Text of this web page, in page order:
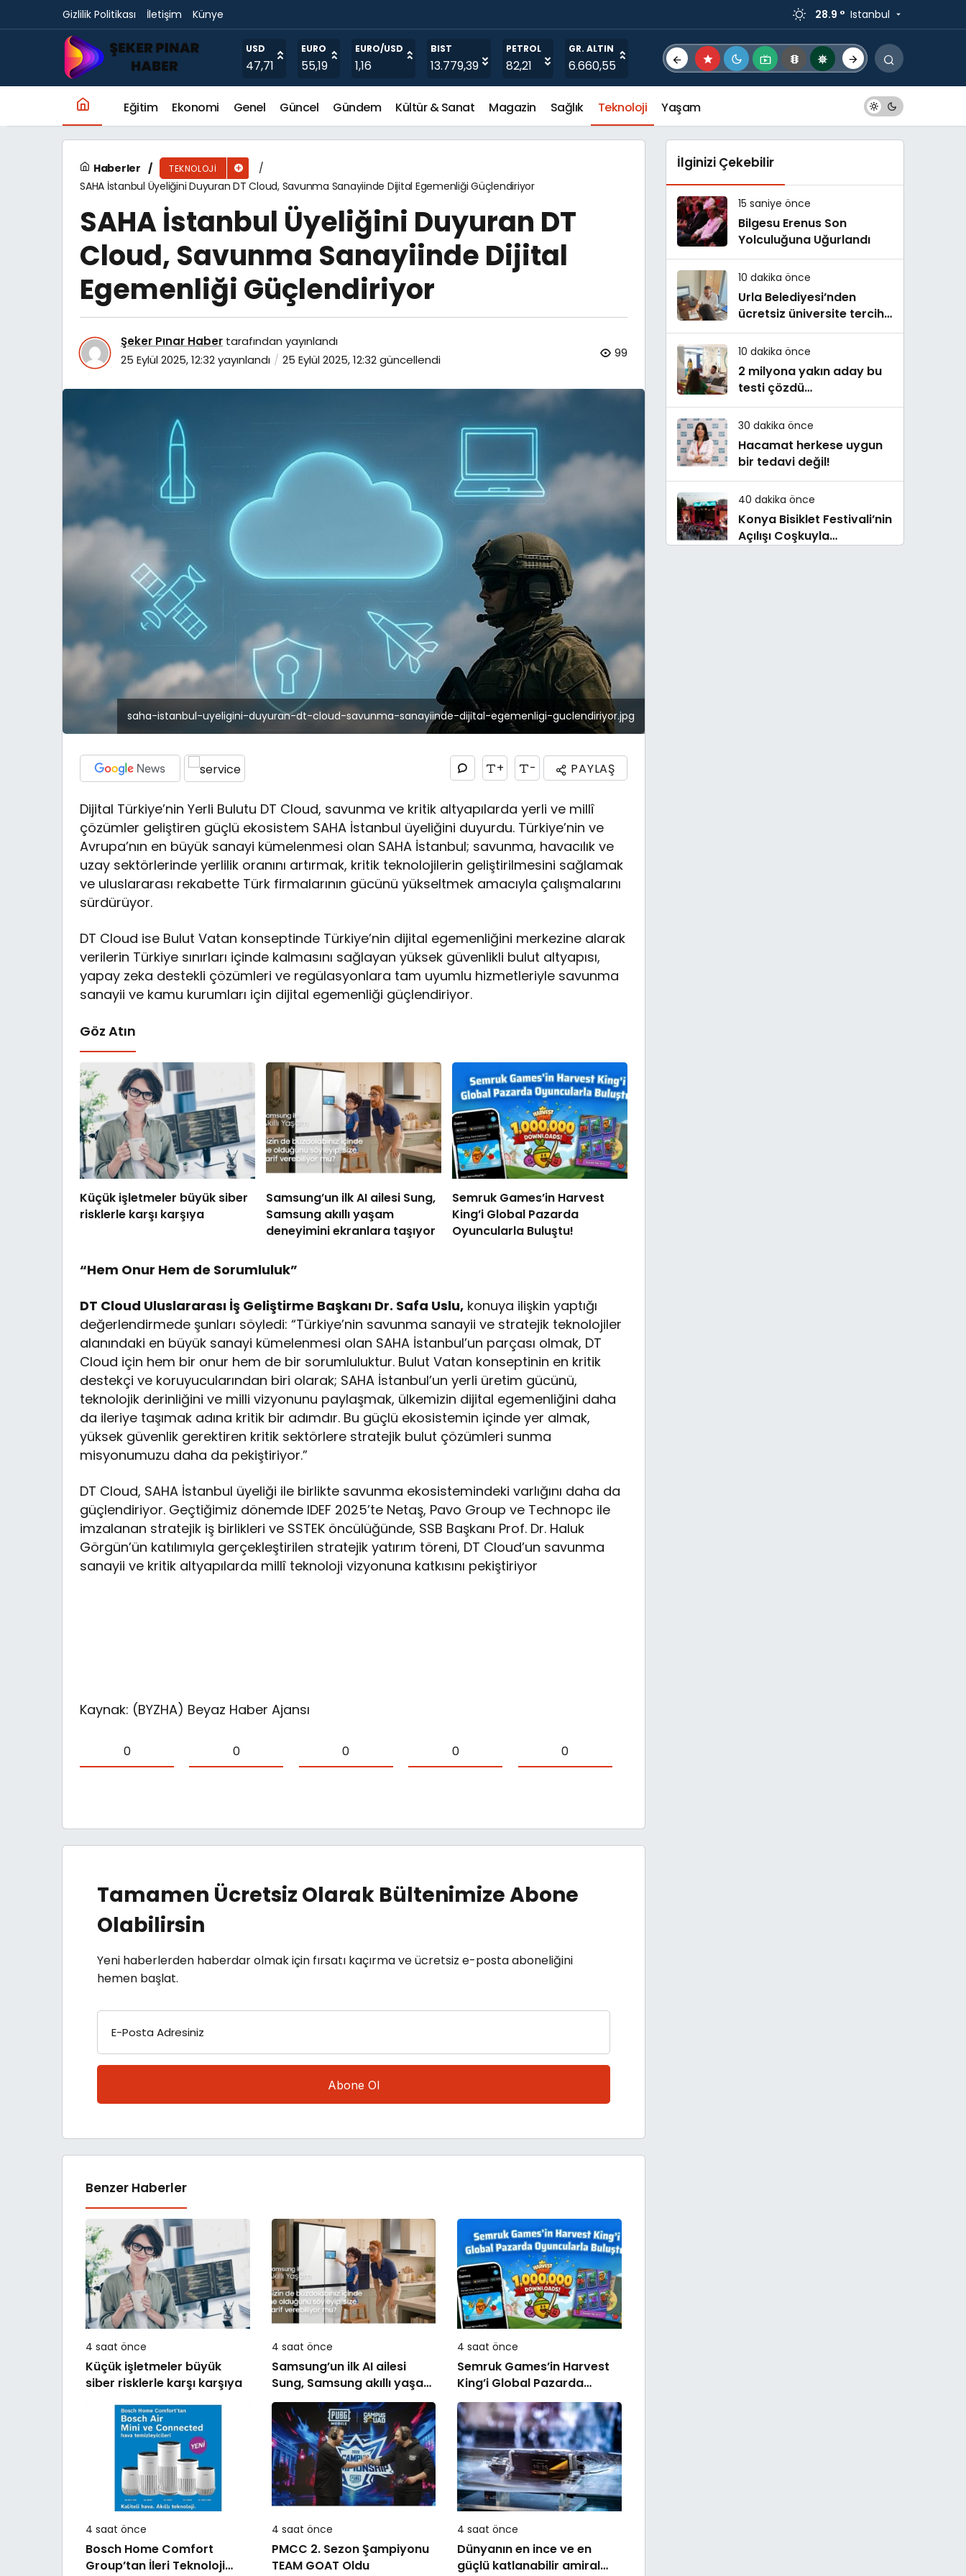
Gizlilik Politikası İletişim Künye 28.9 ° Istanbul
USD
47,71
EURO
55,19
EURO/USD
1,16
BIST
13.779,39
PETROL
82,21
GR. ALTIN
6.660,55
Eğitim Ekonomi Genel Güncel Gündem Kültür & Sanat Magazin Sağlık Teknoloji Yaşam
Haberler TEKNOLOJI
SAHA İstanbul Üyeliğini Duyuran DT Cloud, Savunma Sanayiinde Dijital Egemenliği Güçlendiriyor
SAHA İstanbul Üyeliğini Duyuran DT
Cloud, Savunma Sanayiinde Dijital
Egemenliği Güçlendiriyor
Şeker Pınar Haber tarafından yayınlandı
25 Eylül 2025, 12:32yayınlandı 25 Eylül 2025, 12:32güncellendi 99
saha-istanbul-uyeligini-duyuran-dt-cloud-savunma-sanayiinde-dijital-egemenligi-guclendiriyor.jpg
+ - PAYLAŞ
Dijital Türkiye’nin Yerli Bulutu DT Cloud, savunma ve kritik altyapılarda yerli ve millî
çözümler geliştiren güçlü ekosistem SAHA İstanbul üyeliğini duyurdu. Türkiye’nin ve
Avrupa’nın en büyük sanayi kümelenmesi olan SAHA İstanbul; savunma, havacılık ve
uzay sektörlerinde yerlilik oranını artırmak, kritik teknolojilerin geliştirilmesini sağlamak
ve uluslararası rekabette Türk firmalarının gücünü yükseltmek amacıyla çalışmalarını
sürdürüyor.
DT Cloud ise Bulut Vatan konseptinde Türkiye’nin dijital egemenliğini merkezine alarak
verilerin Türkiye sınırları içinde kalmasını sağlayan yüksek güvenlikli bulut altyapısı,
yapay zeka destekli çözümleri ve regülasyonlara tam uyumlu hizmetleriyle savunma
sanayii ve kamu kurumları için dijital egemenliği güçlendiriyor.
Göz Atın
Küçük işletmeler büyük siber
risklerle karşı karşıya
Samsung’un ilk AI ailesi Sung,
Samsung akıllı yaşam
deneyimini ekranlara taşıyor
Semruk Games’in Harvest
King’i Global Pazarda
Oyuncularla Buluştu!
“Hem Onur Hem de Sorumluluk”
DT Cloud Uluslararası İş Geliştirme Başkanı Dr. Safa Uslu, konuya ilişkin yaptığı
değerlendirmede şunları söyledi: “Türkiye’nin savunma sanayii ve stratejik teknolojiler
alanındaki en büyük sanayi kümelenmesi olan SAHA İstanbul’un parçası olmak, DT
Cloud için hem bir onur hem de bir sorumluluktur. Bulut Vatan konseptinin en kritik
destekçi ve koruyucularından biri olarak; SAHA İstanbul’un yerli üretim gücünü,
teknolojik derinliğini ve milli vizyonunu paylaşmak, ülkemizin dijital egemenliğini daha
da ileriye taşımak adına kritik bir adımdır. Bu güçlü ekosistemin içinde yer almak,
yüksek güvenlik gerektiren kritik sektörlere stratejik bulut çözümleri sunma
misyonumuzu daha da pekiştiriyor.”
DT Cloud, SAHA İstanbul üyeliği ile birlikte savunma ekosistemindeki varlığını daha da
güçlendiriyor. Geçtiğimiz dönemde IDEF 2025’te Netaş, Pavo Group ve Technopc ile
imzalanan stratejik iş birlikleri ve SSTEK öncülüğünde, SSB Başkanı Prof. Dr. Haluk
Görgün’ün katılımıyla gerçekleştirilen stratejik yatırım töreni, DT Cloud’un savunma
sanayii ve kritik altyapılarda millî teknoloji vizyonuna katkısını pekiştiriyor
Kaynak: (BYZHA) Beyaz Haber Ajansı
0 0 0 0 0
Tamamen Ücretsiz Olarak Bültenimize Abone
Olabilirsin
Yeni haberlerden haberdar olmak için fırsatı kaçırma ve ücretsiz e-posta aboneliğini
hemen başlat.
E-Posta Adresiniz
Benzer Haberler
4 saat önce
Küçük işletmeler büyük
siber risklerle karşı karşıya
4 saat önce
Samsung’un ilk AI ailesi
Sung, Samsung akıllı yaşam
deneyimini ekranlara
taşıyor
4 saat önce
Semruk Games’in Harvest
King’i Global Pazarda
Oyuncularla Buluştu!
4 saat önce
Bosch Home Comfort
Group’tan İleri Teknoloji
4 saat önce
PMCC 2. Sezon Şampiyonu
TEAM GOAT Oldu
4 saat önce
Dünyanın en ince ve en
güçlü katlanabilir amiral
İlginizi Çekebilir
15 saniye önce
Bilgesu Erenus Son
Yolculuğuna Uğurlandı
10 dakika önce
Urla Belediyesi’nden
ücretsiz üniversite tercih
danışmanlığı
10 dakika önce
2 milyona yakın aday bu
testi çözdü…
30 dakika önce
Hacamat herkese uygun
bir tedavi değil!
40 dakika önce
Konya Bisiklet Festivali’nin
Açılışı Coşkuyla
One UI 8, Galaxy cihazlara dağıtılmaya başlandı